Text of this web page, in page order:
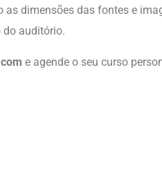
as dimensões das fontes e
do auditório.
e agende o seu curso